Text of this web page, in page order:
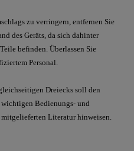
zu verringern, entfernen Sie
des Geräts, da sich dahinter
befinden. Überlassen Sie
Personal.
Dreiecks soll den
Bedienungs- und
Literatur hinweisen.